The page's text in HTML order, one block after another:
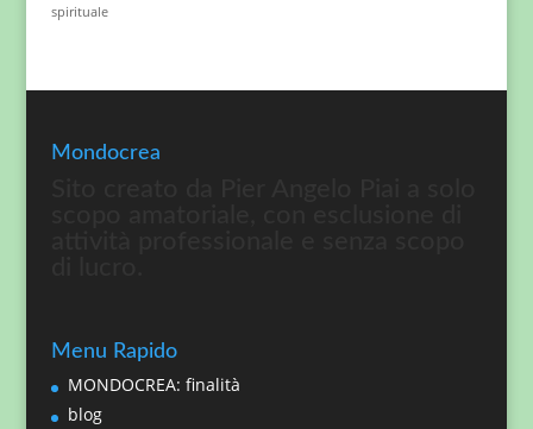
spirituale
Mondocrea
Menu Rapido
MONDOCREA: finalità
blog